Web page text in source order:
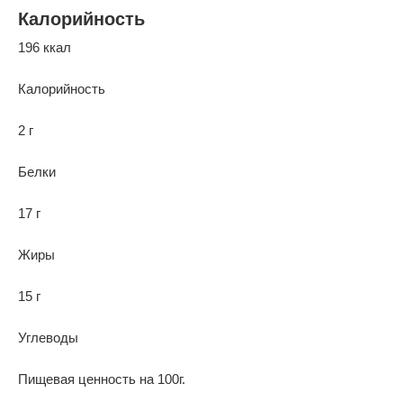
Калорийность
196 ккал
Калорийность
2 г
Белки
17 г
Жиры
15 г
Углеводы
Пищевая ценность на 100г.